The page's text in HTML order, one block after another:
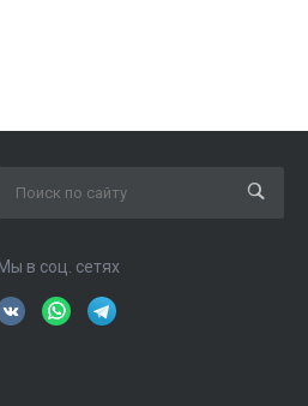
Мы в соц. сетях